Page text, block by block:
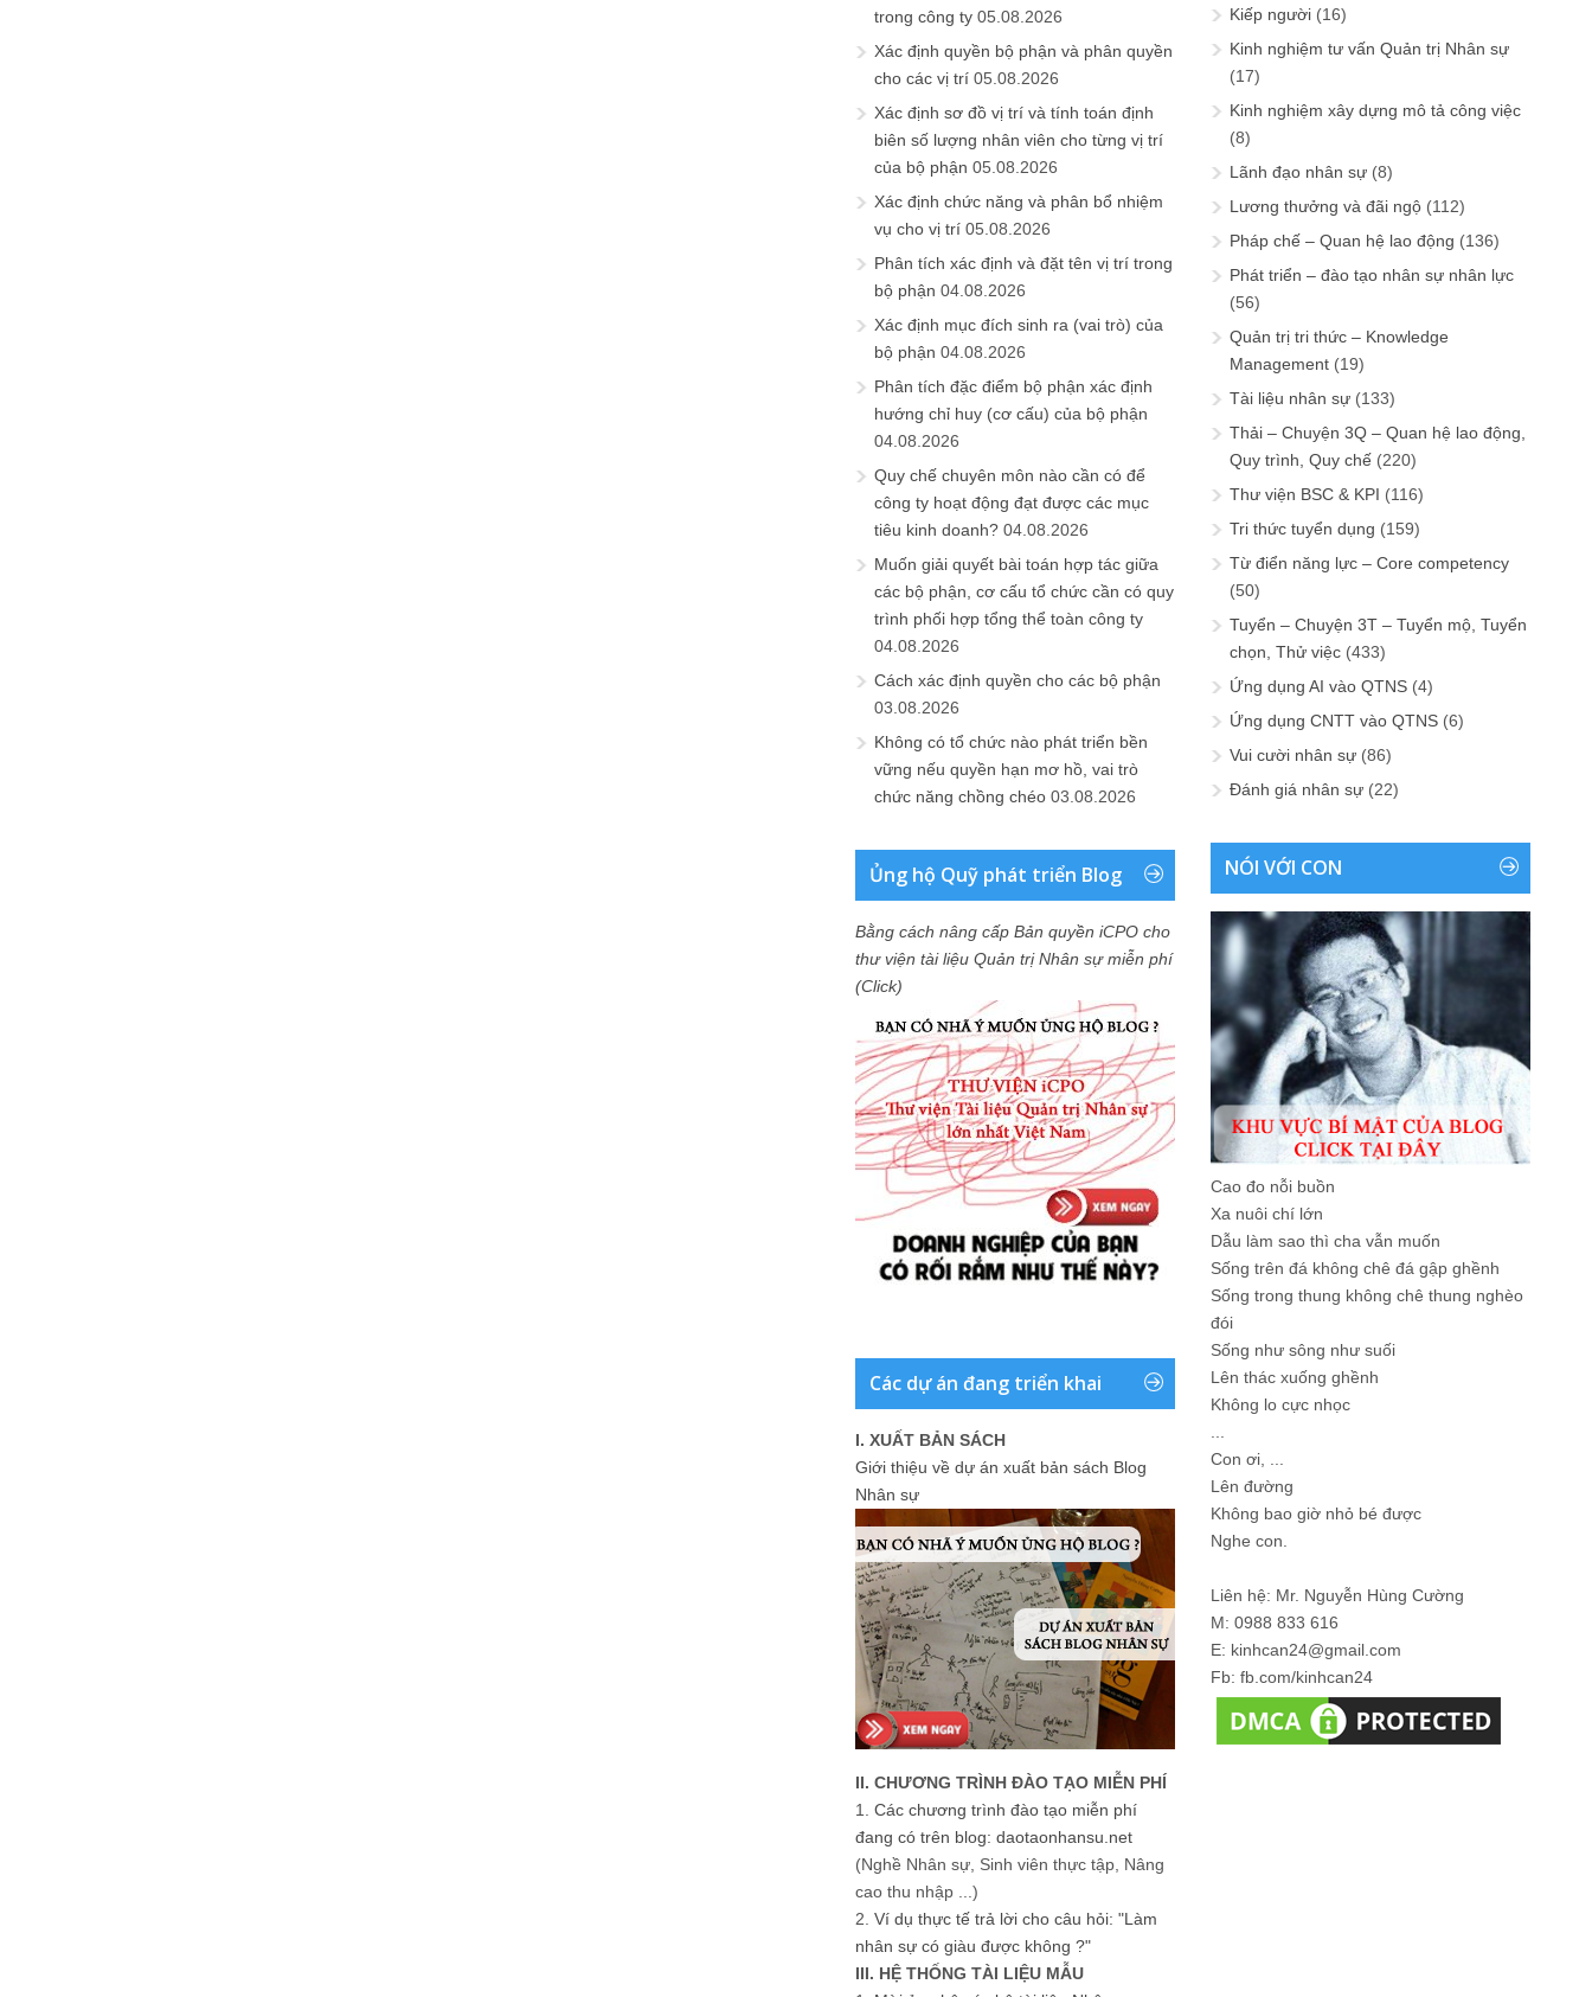
trong công ty 05.08.2026
Xác định quyền bộ phận và phân quyền
cho các vị trí 05.08.2026
Xác định sơ đồ vị trí và tính toán định
biên số lượng nhân viên cho từng vị trí
của bộ phận 05.08.2026
Xác định chức năng và phân bổ nhiệm
vụ cho vị trí 05.08.2026
Phân tích xác định và đặt tên vị trí trong
bộ phận 04.08.2026
Xác định mục đích sinh ra (vai trò) của
bộ phận 04.08.2026
Phân tích đặc điểm bộ phận xác định
hướng chỉ huy (cơ cấu) của bộ phận
04.08.2026
Quy chế chuyên môn nào cần có để
công ty hoạt động đạt được các mục
tiêu kinh doanh? 04.08.2026
Muốn giải quyết bài toán hợp tác giữa
các bộ phận, cơ cấu tổ chức cần có quy
trình phối hợp tổng thể toàn công ty
04.08.2026
Cách xác định quyền cho các bộ phận
03.08.2026
Không có tổ chức nào phát triển bền
vững nếu quyền hạn mơ hồ, vai trò
chức năng chồng chéo 03.08.2026
Ủng hộ Quỹ phát triển Blog
Bằng cách nâng cấp Bản quyền iCPO cho
thư viện tài liệu Quản trị Nhân sự miễn phí
(Click)
Các dự án đang triển khai
I. XUẤT BẢN SÁCH
Giới thiệu về dự án xuất bản sách Blog
Nhân sự
II. CHƯƠNG TRÌNH ĐÀO TẠO MIỄN PHÍ
1. Các chương trình đào tạo miễn phí
đang có trên blog: daotaonhansu.net
(Nghề Nhân sự, Sinh viên thực tập, Nâng
cao thu nhập ...)
2. Ví dụ thực tế trả lời cho câu hỏi: "Làm
nhân sự có giàu được không ?"
III. HỆ THỐNG TÀI LIỆU MẪU
Kiếp người (16)
Kinh nghiệm tư vấn Quản trị Nhân sự
(17)
Kinh nghiệm xây dựng mô tả công việc
(8)
Lãnh đạo nhân sự (8)
Lương thưởng và đãi ngộ (112)
Pháp chế – Quan hệ lao động (136)
Phát triển – đào tạo nhân sự nhân lực
(56)
Quản trị tri thức – Knowledge
Management (19)
Tài liệu nhân sự (133)
Thải – Chuyện 3Q – Quan hệ lao động,
Quy trình, Quy chế (220)
Thư viện BSC & KPI (116)
Tri thức tuyển dụng (159)
Từ điển năng lực – Core competency
(50)
Tuyển – Chuyện 3T – Tuyển mộ, Tuyển
chọn, Thử việc (433)
Ứng dụng AI vào QTNS (4)
Ứng dụng CNTT vào QTNS (6)
Vui cười nhân sự (86)
Đánh giá nhân sự (22)
NÓI VỚI CON
Cao đo nỗi buồn
Xa nuôi chí lớn
Dẫu làm sao thì cha vẫn muốn
Sống trên đá không chê đá gập ghềnh
Sống trong thung không chê thung nghèo
đói
Sống như sông như suối
Lên thác xuống ghềnh
Không lo cực nhọc
Con ơi, ...
Lên đường
Không bao giờ nhỏ bé được
Nghe con.
Liên hệ: Mr. Nguyễn Hùng Cường
M: 0988 833 616
E: kinhcan24@gmail.com
Fb: fb.com/kinhcan24